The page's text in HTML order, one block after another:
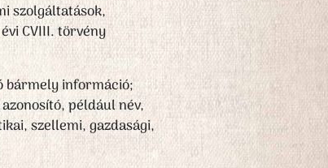
szolgáltatások,
CVIII. törvény
bármely információ;
például név,
szellemi, gazdasági,